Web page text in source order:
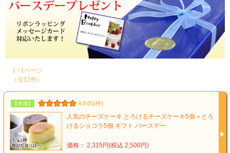
1 / 1ページ
（全12件）
【冷凍】 4.8 (51件)
人気のチーズケーキ とろけるチーズケーキ5個＋とろ
けるショコラ5個 ギフト バースデー
価格： 2,315円(税込 2,500円)